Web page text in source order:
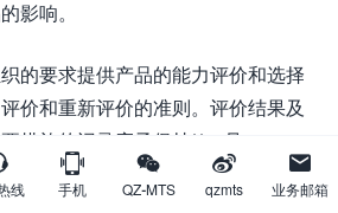
影响。
的要求提供产品的能力评价和选择
价和重新评价的准则。评价结果及
措施的记录应予保持**（见
线

手机

QZ-MTS

qzmts

业务邮箱